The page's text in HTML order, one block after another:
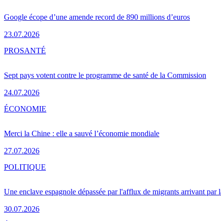
Google écope d’une amende record de 890 millions d’euros
23.07.2026
Sept pays votent contre le programme de santé de la Commission
24.07.2026
PROSANTÉ
Merci la Chine : elle a sauvé l’économie mondiale
27.07.2026
ÉCONOMIE
Une enclave espagnole dépassée par l'afflux de migrants arrivant par
30.07.2026
POLITIQUE